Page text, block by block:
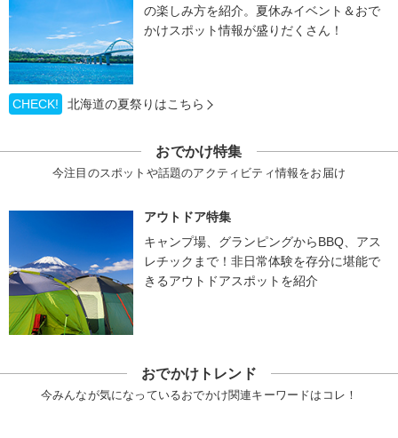
の楽しみ方を紹介。夏休みイベント＆おで
かけスポット情報が盛りだくさん！
CHECK! 北海道の夏祭りはこちら
おでかけ特集
今注目のスポットや話題のアクティビティ情報をお届け
アウトドア特集
キャンプ場、グランピングからBBQ、アス
レチックまで！非日常体験を存分に堪能で
きるアウトドアスポットを紹介
おでかけトレンド
今みんなが気になっているおでかけ関連キーワードはコレ！